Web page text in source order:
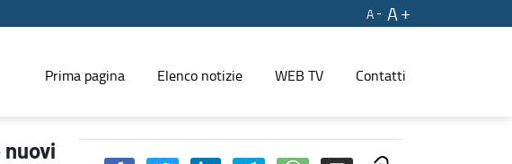
A
A
Prima pagina Elenco notizie WEB TV Contatti